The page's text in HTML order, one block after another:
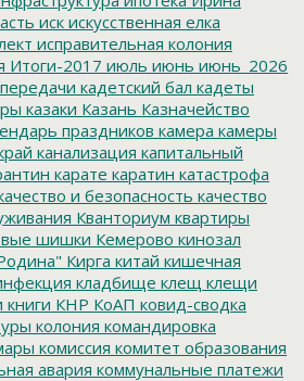
иск искусственная елка
исправительная колония
Итоги-2017 июль июнь июнь_2026
кадетский бал кадеты
казаки Казань Казначейство
праздников камера камеры
канализация капитальный
карате каратин катастрофа
и безопасность качество
Кванториум квартиры
шишки Кемерово кинозал
Кирга китай кишечная
кладбище клещ клещи
книги КНР КоАП ковид-сводка
колония командировка
комиссия комитет образования
авария коммунальные платежи